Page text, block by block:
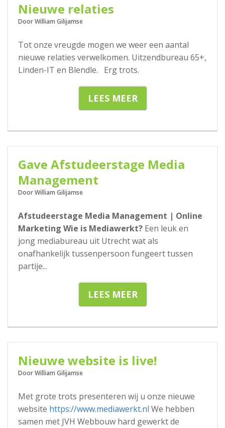
Nieuwe relaties
Door William Gilijamse
Tot onze vreugde mogen we weer een aantal
nieuwe relaties verwelkomen. Uitzendbureau 65+,
Linden-IT en Blendle. Erg trots.
LEES MEER
26-09-2017
Gave Afstudeerstage Media
Management
Door William Gilijamse
Afstudeerstage Media Management | Online
Marketing Wie is Mediawerkt? Een leuk en
jong mediabureau uit Utrecht wat als
onafhankelijk tussenpersoon fungeert tussen
partije...
LEES MEER
14-09-2017
Nieuwe website is live!
Door William Gilijamse
Met grote trots presenteren wij u onze nieuwe
website https://www.mediawerkt.nl We hebben
samen met JVH Webbouw hard gewerkt de